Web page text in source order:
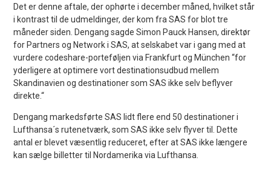
Det er denne aftale, der ophørte i december måned, hvilket står
i kontrast til de udmeldinger, der kom fra SAS for blot tre
måneder siden. Dengang sagde Simon Pauck Hansen, direktør
for Partners og Network i SAS, at selskabet var i gang med at
vurdere codeshare-porteføljen via Frankfurt og München “for
yderligere at optimere vort destinationsudbud mellem
Skandinavien og destinationer som SAS ikke selv beflyver
direkte.“
Dengang markedsførte SAS lidt flere end 50 destinationer i
Lufthansa´s rutenetværk, som SAS ikke selv flyver til. Dette
antal er blevet væsentlig reduceret, efter at SAS ikke længere
kan sælge billetter til Nordamerika via Lufthansa.